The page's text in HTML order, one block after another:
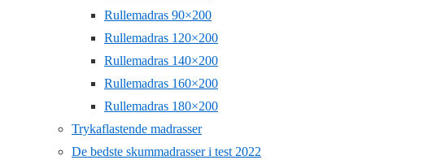
Rullemadras 90×200
Rullemadras 120×200
Rullemadras 140×200
Rullemadras 160×200
Rullemadras 180×200
Trykaflastende madrasser
De bedste skummadrasser i test 2022